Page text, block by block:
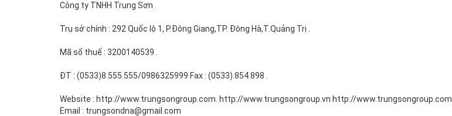
Công ty TNHH Trung Sơn .
Trụ sở chính : 292 Quốc lộ 1, P.Đông Giang,TP. Đông Hà,T.Quảng Trị .
Mã số thuế : 3200140539 .
ĐT : (0533)8.555.555/0986325999 Fax : (0533).854.898 .
Website : http://www.trungsongroup.com. http://www.trungsongroup.vn http://www.trungsongroup.com.
Email : trungsondna@gmail.com